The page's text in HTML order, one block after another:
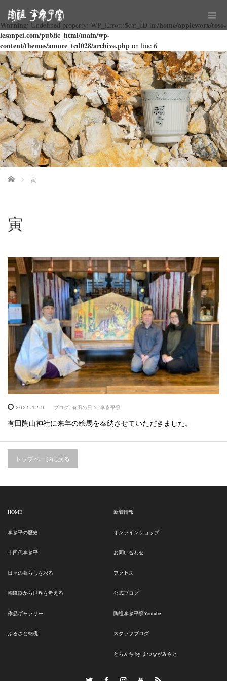
Warning: Undefined property: WP_Error::$cat_ID in /home/appleworx/toso-
lesanpei.com/public_html/main/wp-
content/themes/amore_tcd028/archive.php on line 6
Home 寅
寅
2021.12.9 ブログ 有田の日々 李参平窯
有田陶山神社に来年の絵馬を奉納させていただきました。
トップページに戻る
HOME
李参平の歴史
十四代李参平
日々の暮らしを彩る
陶磁器から世界を考える
作品ギャラリー
ふるさと納税
新着情報
オンラインショップ
お問い合わせ
アクセス
公式ブログ
陶祖李参平窯Youtube
スタッフブログ
とらんち by まつながみさと